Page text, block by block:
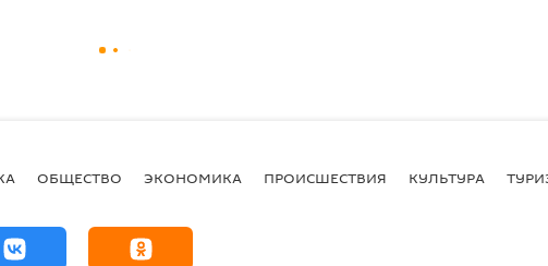
ОБЩЕСТВО ЭКОНОМИКА ПРОИСШЕСТВИЯ КУЛЬТУРА